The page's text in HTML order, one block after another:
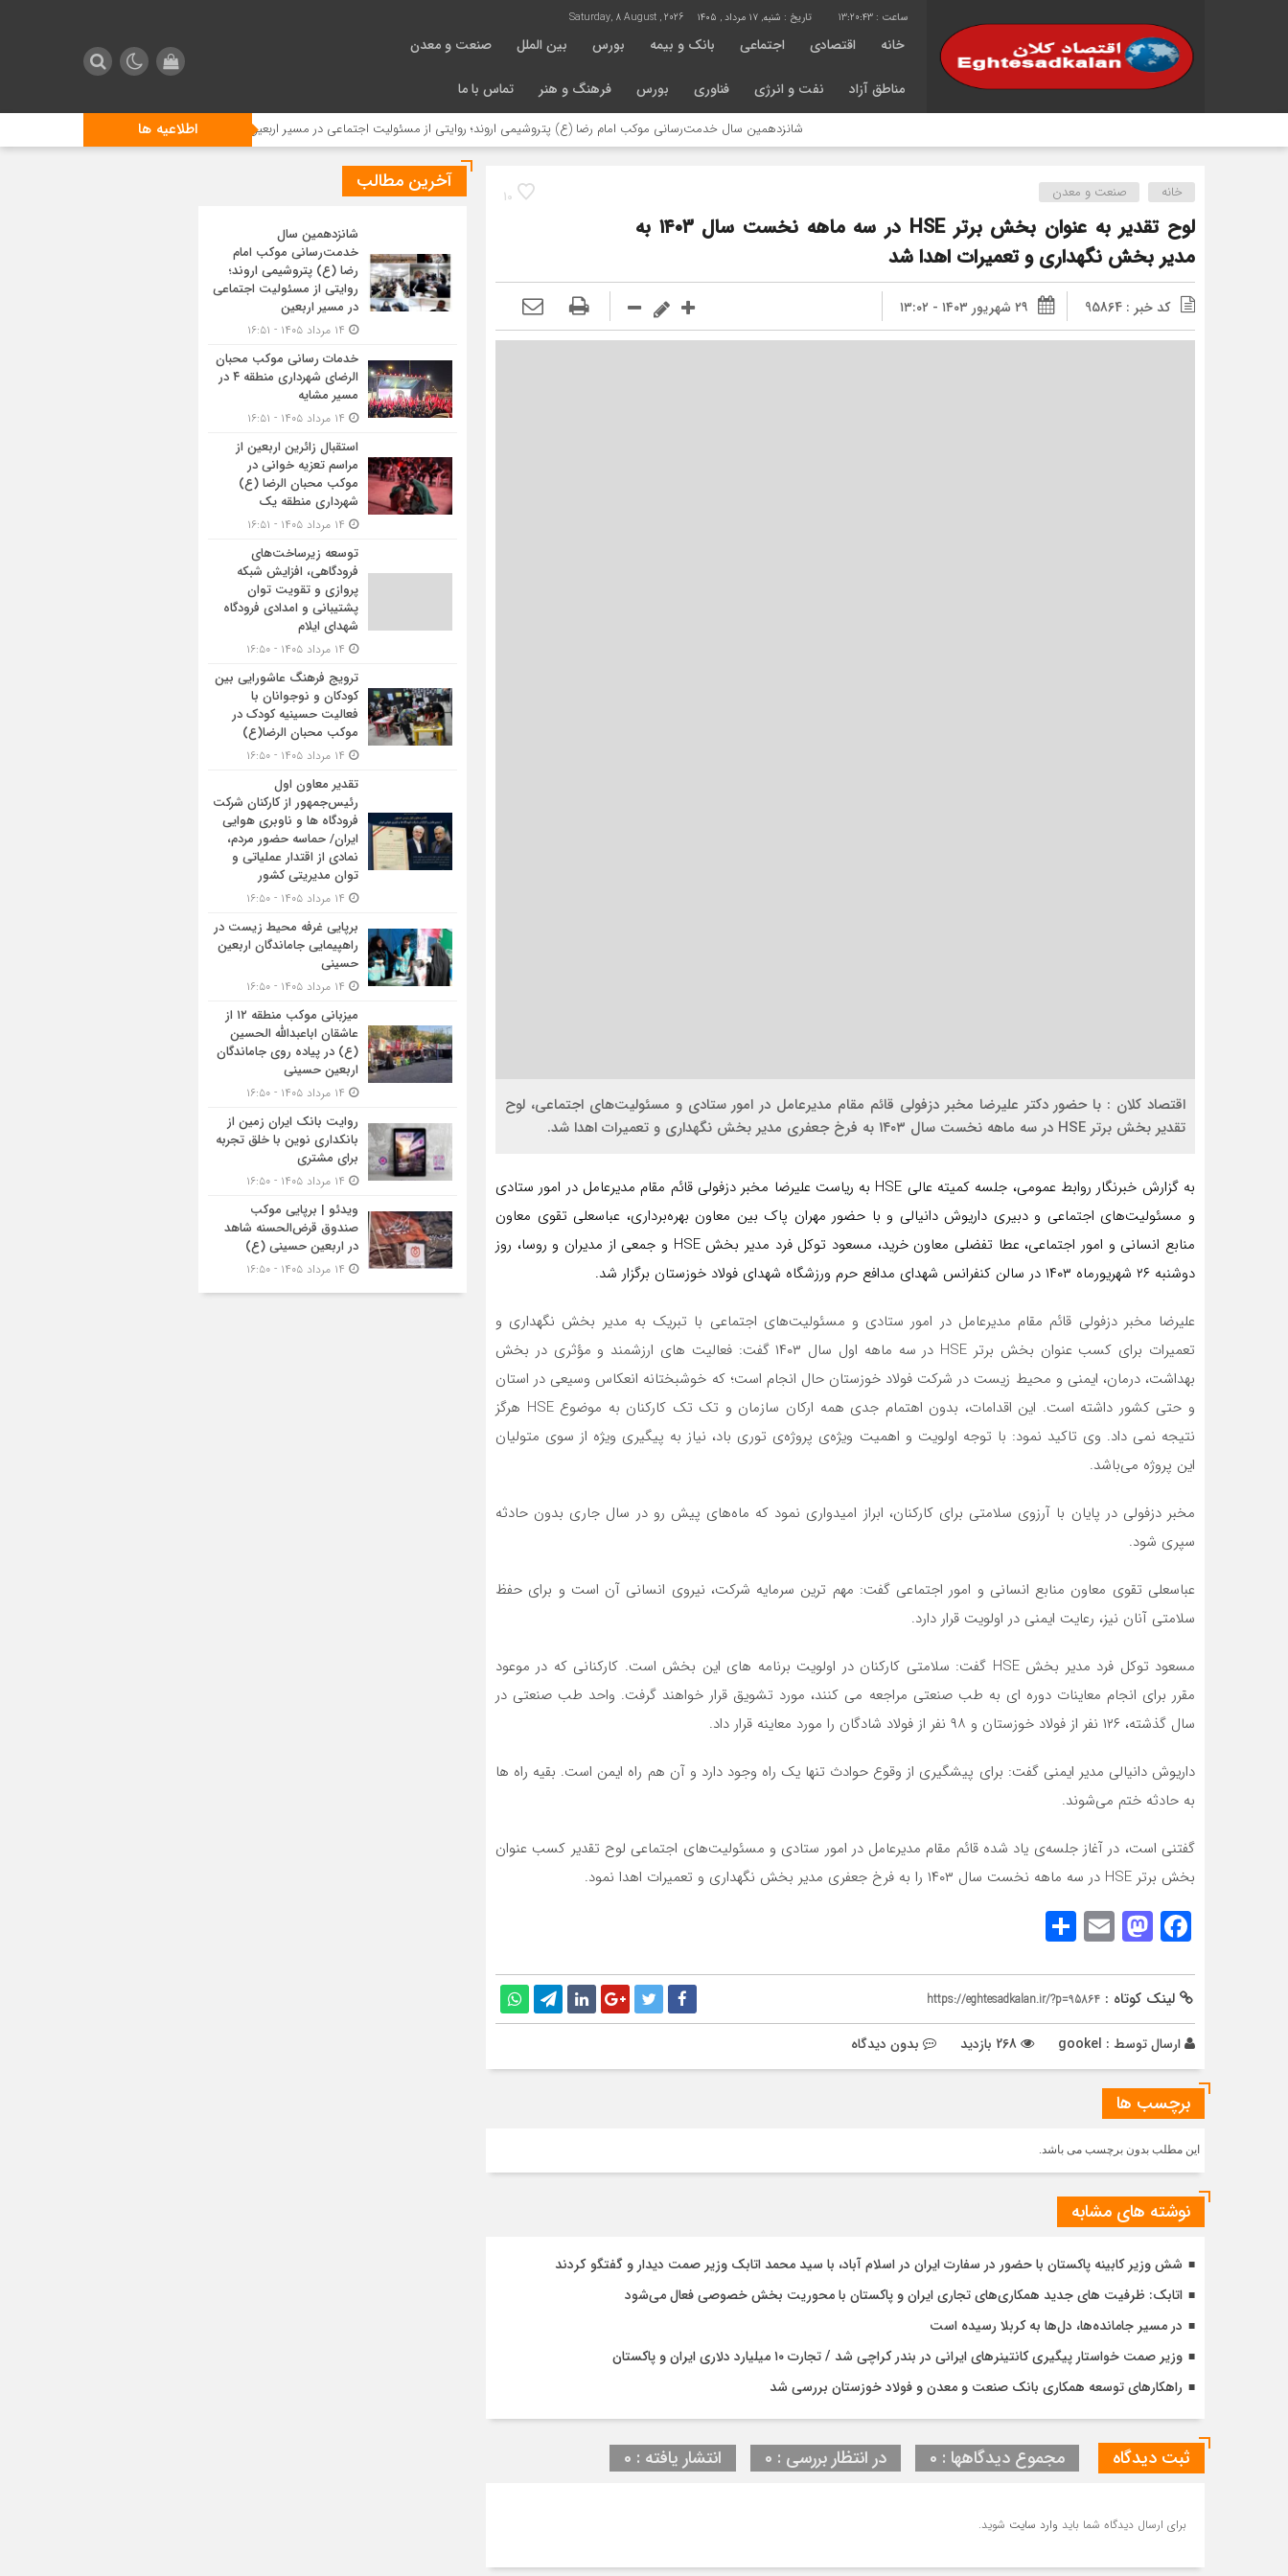
13:20:44 تاریخ : شنبه, ۱۷ مرداد , ۱۴۰۵ Saturday, 8 August , 2026
خانه اقتصادی اجتماعی بانک و بیمه بورس بین الملل صنعت و معدن
مناطق آزاد نفت و انرژی فناوری بورس فرهنگ و هنر تماس با ما
اطلاعیه ها شانزدهمین سال خدمت‌رسانی موکب امام رضا (ع) پتروشیمی اروند؛ روایتی از مسئولیت اجتماعی در مسیر اربعین خدمات رسانی موکب محبان الرضای شهرداری منطقه ۴ در مسیر مشایه
10 خانه صنعت و معدن
لوح تقدیر به عنوان بخش برتر HSE در سه ماهه نخست سال ۱۴۰۳ به
مدیر بخش نگهداری و تعمیرات اهدا شد
کد خبر : 95864 ۲۹ شهریور ۱۴۰۳ - ۱۳:۰۲
اقتصاد کلان : با حضور دکتر علیرضا مخبر دزفولی قائم مقام مدیرعامل در امور ستادی و مسئولیت‌های اجتماعی، لوح
تقدیر بخش برتر HSE در سه ماهه نخست سال ۱۴۰۳ به فرخ جعفری مدیر بخش نگهداری و تعمیرات اهدا شد.
به گزارش خبرنگار روابط عمومی، جلسه‌ کمیته عالی HSE به ریاست علیرضا مخبر دزفولی قائم مقام مدیرعامل در امور ستادی
و مسئولیت‌های اجتماعی و دبیری داریوش دانیالی و با حضور مهران پاک بین معاون بهره‌برداری، عباسعلی تقوی معاون
منابع انسانی و امور اجتماعی، عطا تفضلی معاون خرید، مسعود توکل فرد مدیر بخش HSE و جمعی از مدیران و روسا، روز
دوشنبه ۲۶ شهریورماه ۱۴۰۳ در سالن کنفرانس شهدای مدافع حرم ورزشگاه شهدای فولاد خوزستان برگزار شد.
علیرضا مخبر دزفولی قائم مقام مدیرعامل در امور ستادی و مسئولیت‌های اجتماعی با تبریک به مدیر بخش نگهداری و
تعمیرات برای کسب عنوان بخش برتر HSE در سه ماهه اول سال ۱۴۰۳ گفت: فعالیت های ارزشمند و مؤثری در بخش
بهداشت، درمان، ایمنی و محیط زیست در شرکت فولاد خوزستان حال انجام است؛ که خوشبختانه انعکاس وسیعی در استان
و حتی کشور داشته است. این اقدامات، بدون اهتمام جدی همه ارکان سازمان و تک تک کارکنان به موضوع HSE هرگز
نتیجه نمی داد. وی تاکید نمود: با توجه اولویت و اهمیت ویژه‌ی پروژه‌ی توری باد، نیاز به پیگیری ویژه از سوی متولیان
این پروژه می‌باشد.
مخبر دزفولی در پایان با آرزوی سلامتی برای کارکنان، ابراز امیدواری نمود که ماه‌های پیش رو در سال جاری بدون حادثه
سپری شود.
عباسعلی تقوی معاون منابع انسانی و امور اجتماعی گفت: مهم ترین سرمایه شرکت، نیروی انسانی آن است و برای حفظ
سلامتی آنان نیز، رعایت ایمنی در اولویت قرار دارد.
مسعود توکل فرد مدیر بخش HSE گفت: سلامتی کارکنان در اولویت برنامه های این بخش است. کارکنانی که در موعود
مقرر برای انجام معاینات دوره ای به طب صنعتی مراجعه می کنند، مورد تشویق قرار خواهند گرفت. واحد طب صنعتی در
سال گذشته، ۱۲۶ نفر از فولاد خوزستان و ۹۸ نفر از فولاد شادگان را مورد معاینه قرار داد.
داریوش دانیالی مدیر ایمنی گفت: برای پیشگیری از وقوع حوادث تنها یک راه وجود دارد و آن هم راه ایمن است. بقیه‌ راه ها
به حادثه ختم می‌شوند.
گفتنی است، در آغاز جلسه‌ی یاد شده قائم مقام مدیرعامل در امور ستادی و مسئولیت‌های اجتماعی لوح تقدیر کسب عنوان
بخش برتر HSE در سه ماهه نخست سال ۱۴۰۳ را به فرخ جعفری مدیر بخش نگهداری و تعمیرات اهدا نمود.
Facebook
Mastodon
Email
لینک کوتاه : https://eghtesadkalan.ir/?p=95864
ارسال توسط : gookel بدون دیدگاه
برچسب ها
این مطلب بدون برچسب می باشد.
نوشته های مشابه
شش وزیر کابینه پاکستان با حضور در سفارت ایران در اسلام آباد، با سيد محمد اتابك وزير صمت ديدار و گفتگو كردند
اتابک: ظرفیت های جدید همکاری‌های تجاری ایران و پاکستان با محوریت بخش خصوصی فعال می‌شود
در مسیر جا‌مانده‌ها، دل‌ها به کربلا رسیده است
وزیر صمت خواستار پیگیری کانتینرهای ایرانی در بندر کراچی شد / تجارت ۱۰ میلیارد دلاری ایران و پاکستان
راهکارهای توسعه همکاری بانک صنعت و معدن و فولاد خوزستان بررسی شد
ثبت دیدگاه مجموع دیدگاهها : 0 در انتظار بررسی : 0 انتشار یافته : 0
برای ارسال دیدگاه شما باید وارد سایت شوید.
آخرین مطالب
شانزدهمین سال
خدمت‌رسانی موکب امام
رضا (ع) پتروشیمی اروند؛
روایتی از مسئولیت اجتماعی
در مسیر اربعین
خدمات رسانی موکب محبان
الرضای شهرداری منطقه ۴ در
مسیر مشایه
استقبال زائرین اربعین از
مراسم تعزیه خوانی در
موکب محبان الرضا (ع)
شهرداری منطقه یک
توسعه زیرساخت‌های
فرودگاهی، افزایش شبکه
پروازی و تقویت توان
پشتیبانی و امدادی فرودگاه
شهدای ایلام
ترویج فرهنگ عاشورایی بین
کودکان و نوجوانان با
فعالیت حسینیه کودک در
موکب محبان الرضا(ع)
تقدیر معاون اول
رئیس‌جمهور از کارکنان شرکت
فرودگاه ها و ناوبری هوایی
ایران/ حماسه حضور مردم،
نمادی از اقتدار عملیاتی و
توان مدیریتی کشور
برپایی غرفه محیط زیست در
راهپیمایی جاماندگان اربعین
حسینی
میزبانی موکب منطقه ۱۲ از
عاشقان اباعبدالله الحسین
(ع) در پیاده روی جاماندگان
اربعین حسینی
روایت بانک ایران زمین از
بانکداری نوین با خلق تجربه
برای مشتری
ویدئو | برپایی موکب
صندوق قرض‌الحسنه شاهد
در اربعین حسینی (ع)